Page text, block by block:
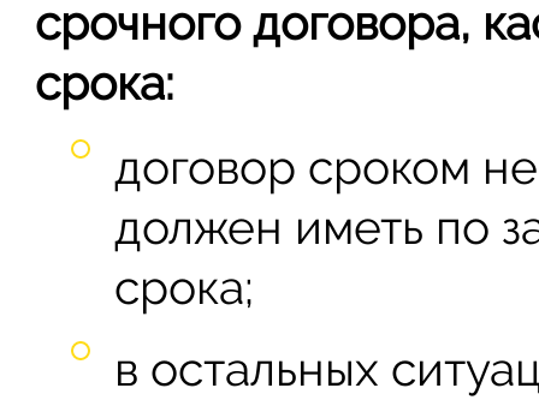
срочного договора,
срока:
договор сроком
должен иметь по
срока;
в остальных